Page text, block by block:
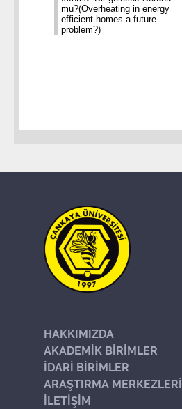
mu?(Overheating in energy
efficient homes-a future
problem?)
HAKKIMIZDA
AKADEMİK BİRİMLER
İDARİ BİRİMLER
ARAŞTIRMA MERKEZLERİ
İLETİŞİM